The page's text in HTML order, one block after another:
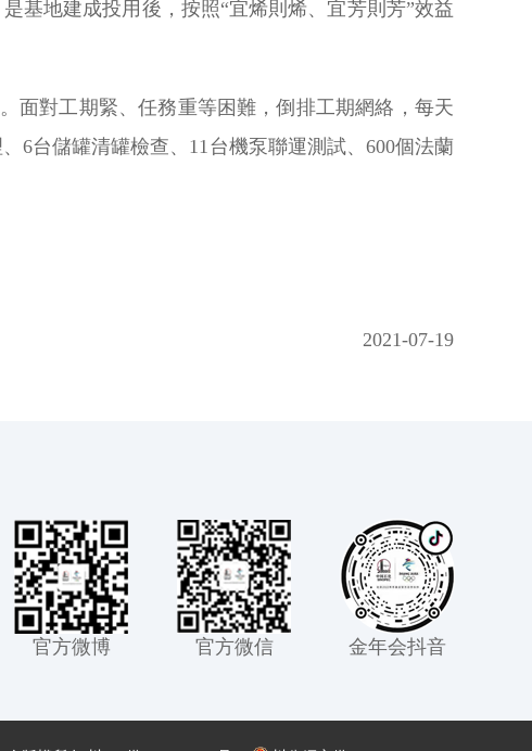
基地建成投用後，按照“宜烯則烯、宜芳則芳”效益
面對工期緊、任務重等困難，倒排工期網絡，每天
6台儲罐清罐檢查、11台機泵聯運測試、600個法蘭
2021-07-19
官方微博 官方微信 金年会抖音